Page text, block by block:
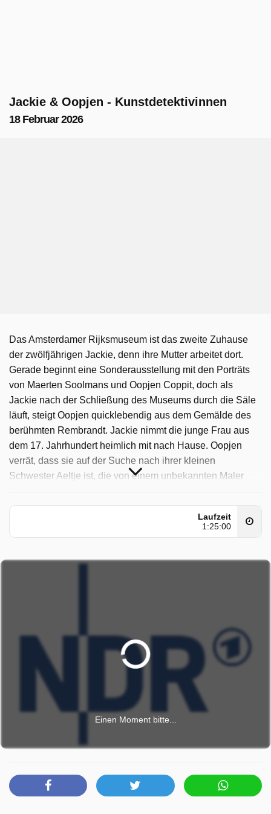
Jackie & Oopjen - Kunstdetektivinnen
18 Februar 2026
Das Amsterdamer Rijksmuseum ist das zweite Zuhause
der zwölfjährigen Jackie, denn ihre Mutter arbeitet dort.
Gerade beginnt eine Sonderausstellung mit den Porträts
von Maerten Soolmans und Oopjen Coppit, doch als
Jackie nach der Schließung des Museums durch die Säle
läuft, steigt Oopjen quicklebendig aus dem Gemälde des
berühmten Rembrandt. Jackie nimmt die junge Frau aus
dem 17. Jahrhundert heimlich mit nach Hause. Oopjen
verrät, dass sie auf der Suche nach ihrer kleinen
Schwester Aeltje ist, die von einem unbekannten Maler
Jackie & Oopjen - Kunstdetektivinnen wurde auf NDR
ausgestrahlt am Mittwoch 18 Februar 2026, 06:50 Uhr.
Laufzeit
1:25:00
Einen Moment bitte...